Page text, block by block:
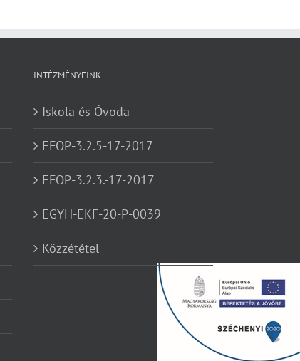
INTÉZMÉNYEINK
Iskola és Óvoda
EFOP-3.2.5-17-2017
EFOP-3.2.3.-17-2017
EGYH-EKF-20-P-0039
Közzététel